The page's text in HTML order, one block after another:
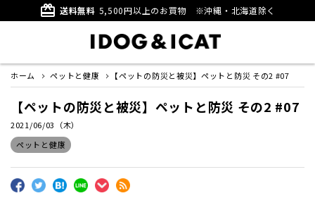
card_giftcard 送料無料 5,500円以上のお買物 ※沖縄・北海道除く
ホーム ペットと健康 【ペットの防災と被災】ペットと防災 その2 #07
【ペットの防災と被災】ペットと防災 その2 #07
2021/06/03（木）
ペットと健康